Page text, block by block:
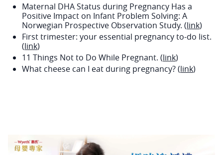
Maternal DHA Status during Pregnancy Has a
Positive Impact on Infant Problem Solving: A
Norwegian Prospective Observation Study. (link)
First trimester: your essential pregnancy to-do list.
(link)
11 Things Not to Do While Pregnant. (link)
What cheese can I eat during pregnancy? (link)